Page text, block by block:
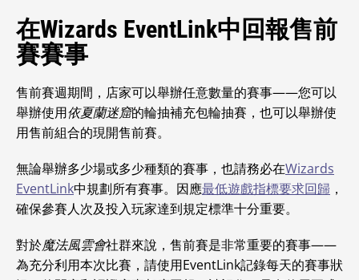
在Wizards EventLink中回報售前
賽賽事
售前賽週期間，店家可以舉辦任意數量的賽事——您可以
舉辦使用依夏蘭迷窟的輪抽補充包輪抽賽，也可以舉辦使
用售前組合的現開售前賽。
無論舉辦多少場或多少種類的賽事，也請務必在Wizards
EventLink中規劃所有賽事。因應最低遊戲指標要求回歸 ，
確保參賽人次及投入玩家達到規定標準十分重要。
對於魔法風雲會社群來說，售前賽是非常重要的賽事——
為充分利用本次比賽，請使用EventLink記錄每天的賽事狀